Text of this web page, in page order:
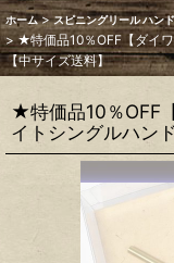
ホーム > スピニングリール ハン
> ★特価品10％OFF【ダイ
【中サイズ送料】
★特価品10％OFF
イトシングルハン